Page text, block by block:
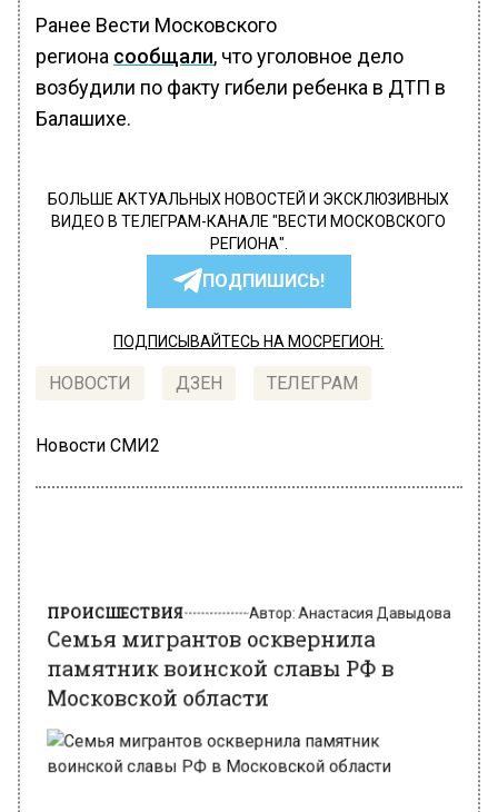
Ранее Вести Московского
региона сообщали, что уголовное дело
возбудили по факту гибели ребенка в ДТП в
Балашихе.
БОЛЬШЕ АКТУАЛЬНЫХ НОВОСТЕЙ И ЭКСКЛЮЗИВНЫХ
ВИДЕО В ТЕЛЕГРАМ-КАНАЛЕ "ВЕСТИ МОСКОВСКОГО
РЕГИОНА".
ПОДПИШИСЬ!
ПОДПИСЫВАЙТЕСЬ НА МОСРЕГИОН:
НОВОСТИ ДЗЕН ТЕЛЕГРАМ
Новости СМИ2
памятник воинской славы РФ в
Московской области